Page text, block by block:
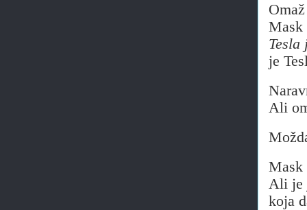
Mask
Tesla
je
Ali
Mask
Ali je
koja